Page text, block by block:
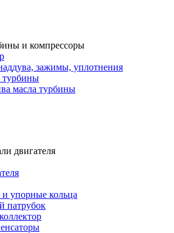
и компрессоры
зажимы, уплотнения
турбины
масла турбины
двигателя
упорные кольца
патрубок